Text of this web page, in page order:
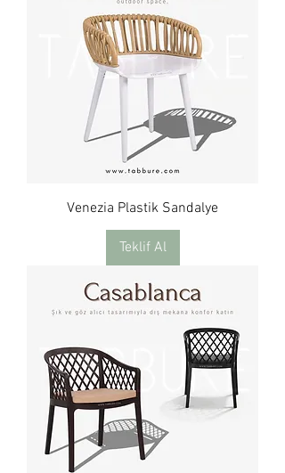
Venezia Plastik Sandalye
Teklif Al